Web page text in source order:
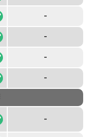
-
-
-
-
-